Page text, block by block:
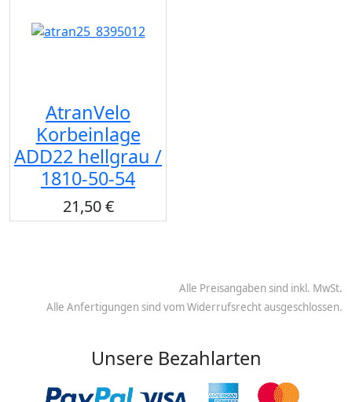
AtranVelo
Korbeinlage
ADD22 hellgrau /
1810-50-54
21,50 €
Alle Preisangaben sind inkl. MwSt.
Alle Anfertigungen sind vom Widerrufsrecht ausgeschlossen.
Unsere Bezahlarten